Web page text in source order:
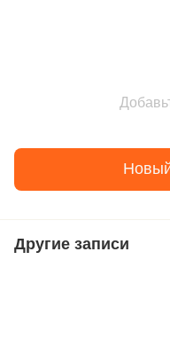
Другие записи